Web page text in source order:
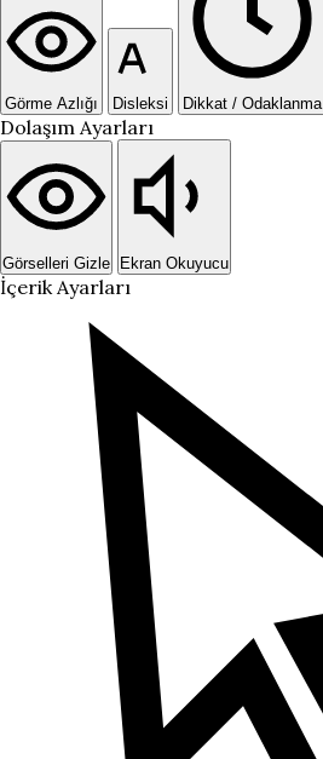
Görme Azlığı Disleksi Dikkat / Odaklanma
Dolaşım Ayarları
Görselleri Gizle Ekran Okuyucu
İçerik Ayarları